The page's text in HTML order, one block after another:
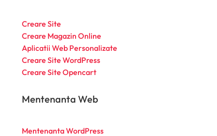
Creare Site
Creare Magazin Online
Aplicatii Web Personalizate
Creare Site WordPress
Creare Site Opencart
Mentenanta Web
Mentenanta WordPress